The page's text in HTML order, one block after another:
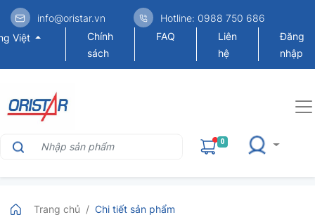
info@oristar.vn
Hotline: 0988 750 686
Việt
Chính
sách
FAQ
Liên
hệ
Đăng
nhập
0
Trang chủ Chi tiết sản phẩm